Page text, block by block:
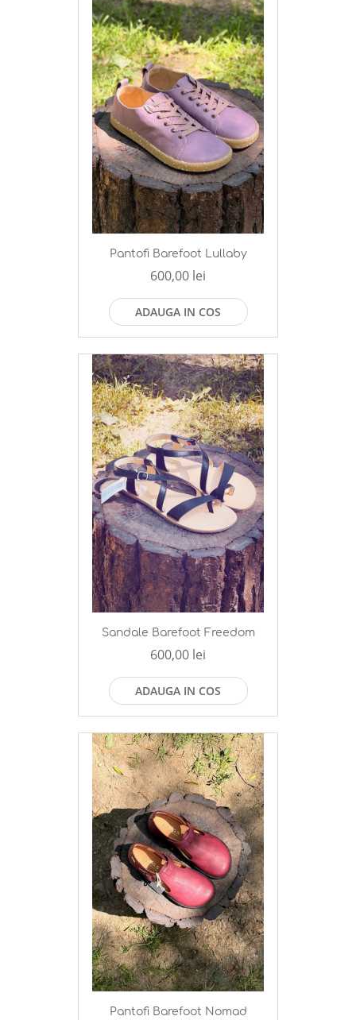
Pantofi Barefoot Lullaby
600,00 lei
ADAUGA IN COS
Sandale Barefoot Freedom
600,00 lei
ADAUGA IN COS
Pantofi Barefoot Nomad